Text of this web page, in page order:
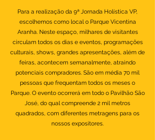
Para a realização da 9ª Jornada Holística VP,
escolhemos como local o Parque Vicentina
Aranha. Neste espaço, milhares de visitantes
circulam todos os dias e eventos, programações
culturais, shows, grandes apresentações, além de
feiras, acontecem semanalmente, atraindo
potenciais compradores. São em média 70 mil
pessoas que frequentam todos os meses o
Parque.​​ O evento ocorrerá em todo o Pavilhão São
José, do qual compreende 2 mil metros
quadrados, com diferentes metragens para os
nossos expositores.